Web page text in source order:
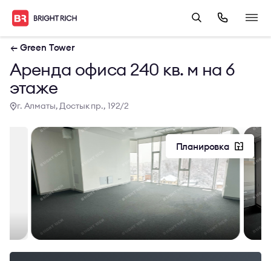
← Green Tower
Аренда офиса 240 кв. м на 6
этаже
г. Алматы, Достык пр., 192/2
Планировка